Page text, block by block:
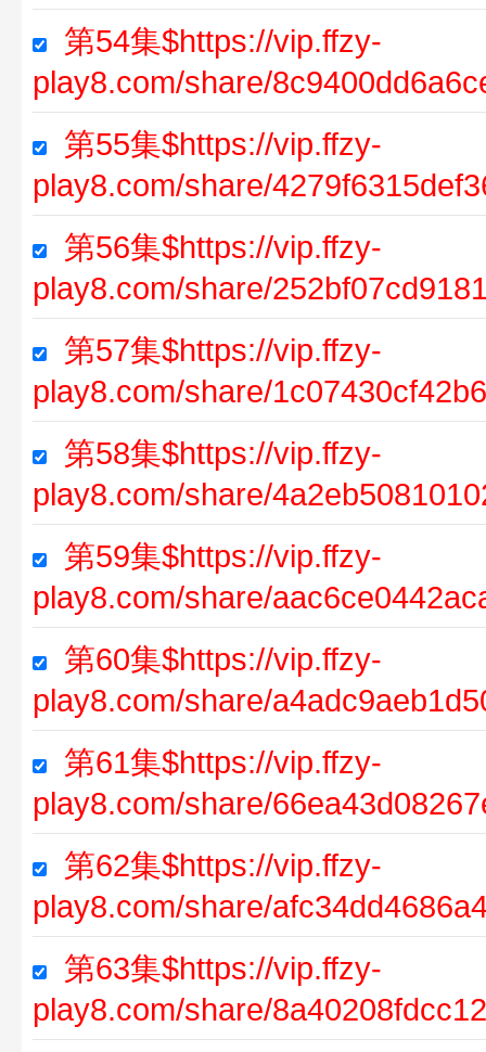
第54集$https://vip.ffzy-
play8.com/share/
第55集$https://vip.ffzy-
play8.com/share/
第56集$https://vip.ffzy-
play8.com/share/
第57集$https://vip.ffzy-
play8.com/share/
第58集$https://vip.ffzy-
play8.com/share/
第59集$https://vip.ffzy-
play8.com/share/
第60集$https://vip.ffzy-
play8.com/share/
第61集$https://vip.ffzy-
play8.com/share/
第62集$https://vip.ffzy-
play8.com/share/
第63集$https://vip.ffzy-
play8.com/share/